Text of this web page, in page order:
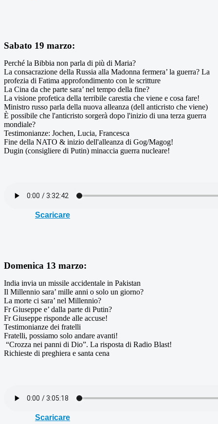
Sabato 19 marzo:
Perché la Bibbia non parla di più di Maria?
La consacrazione della Russia alla Madonna fermera’ la guerra? La
profezia di Fatima approfondimento con le scritture
La Cina da che parte sara’ nel tempo della fine?
La visione profetica della terribile carestia che viene e cosa fare!
Ministro russo parla della nuova alleanza (dell anticristo che viene)
È possibile che l'anticristo sorgerà dopo l'inizio di una terza guerra
mondiale?
Testimonianze: Jochen, Lucia, Francesca
Fine della NATO & inizio dell'alleanza di Gog/Magog!
Dugin (consigliere di Putin) minaccia guerra nucleare!
Scaricare
Domenica 13 marzo:
India invia un missile accidentale in Pakistan
Il Millennio sara’ mille anni o solo un giorno?
La morte ci sara’ nel Millennio?
Fr Giuseppe e’ dalla parte di Putin?
Fr Giuseppe risponde alle accuse!
Testimonianze dei fratelli
Fratelli, possiamo solo andare avanti!
“Crozza nei panni di Dio”. La risposta di Radio Blast!
Richieste di preghiera e santa cena
Scaricare